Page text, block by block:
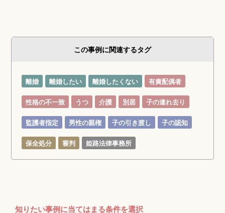
この事例に関連するタグ
離婚 離婚したい 離婚したくない 有責配偶者
性格の不一致 うつ 介護 別居 子の連れ去り
監護者指定 男性の親権 子の引き渡し 子の認知
保全処分 審判 姫路法律事務所
知りたい事例に当てはまる条件を選択